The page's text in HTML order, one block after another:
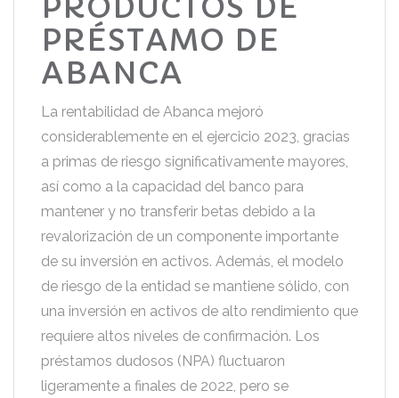
PRÉSTAMO DE
ABANCA
La rentabilidad de Abanca mejoró
considerablemente en el ejercicio 2023, gracias
a primas de riesgo significativamente mayores,
así como a la capacidad del banco para
mantener y no transferir betas debido a la
revalorización de un componente importante
de su inversión en activos. Además, el modelo
de riesgo de la entidad se mantiene sólido, con
una inversión en activos de alto rendimiento que
requiere altos niveles de confirmación. Los
préstamos dudosos (NPA) fluctuaron
ligeramente a finales de 2022, pero se